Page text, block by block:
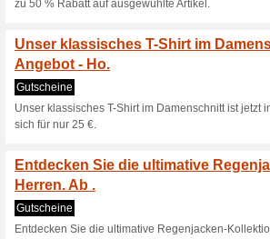
Entdecken
Gutscheine
Entdecken Sie
£200.